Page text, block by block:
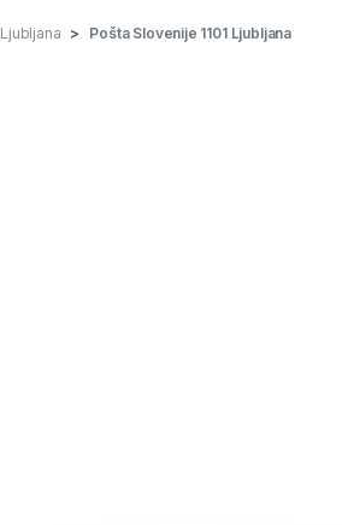
Ljubljana Pošta Slovenije 1101 Ljubljana